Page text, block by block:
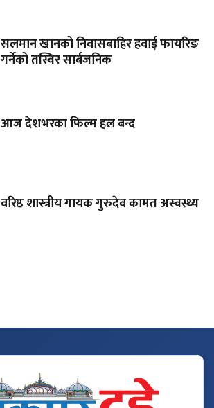
सलमान खानको निवासबाहिर हवाई फायरिङ
गर्नेको तस्विर सार्बजनिक
आज देशभरका फिल्म हल बन्द
वरिष्ठ शास्त्रीय गायक गुरुदेव कामत अस्वस्थ्य